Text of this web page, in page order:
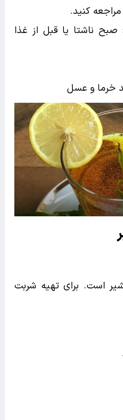
کنید.
ناشتا یا قبل از غذا
خرما و عسل
است. برای تهیه شربت